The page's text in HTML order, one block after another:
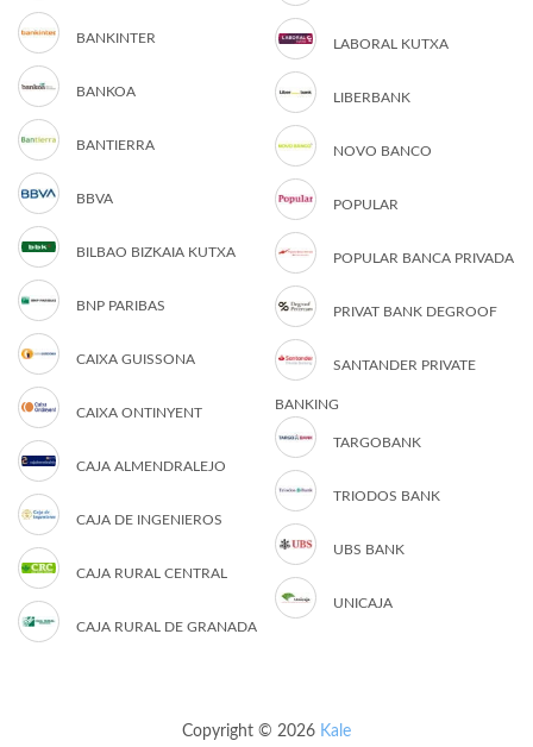
BANKINTER
BANKOA
BANTIERRA
BBVA
BILBAO BIZKAIA KUTXA
BNP PARIBAS
CAIXA GUISSONA
CAIXA ONTINYENT
CAJA ALMENDRALEJO
CAJA DE INGENIEROS
CAJA RURAL CENTRAL
CAJA RURAL DE GRANADA
LABORAL KUTXA
LIBERBANK
NOVO BANCO
POPULAR
POPULAR BANCA PRIVADA
PRIVAT BANK DEGROOF
SANTANDER PRIVATE
BANKING
TARGOBANK
TRIODOS BANK
UBS BANK
UNICAJA
Copyright © 2026 Kale